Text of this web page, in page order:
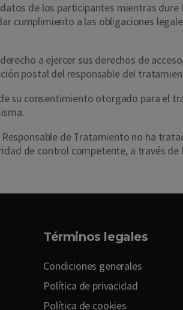
de los participantes mientras
cumplimiento a las obligaciones
a ejercer sus derechos de
postal del responsable del
su consentimiento otorgado para el
de Tratamiento no ha
de control competente, a través de
Términos legales
Condiciones generales
Política de privacidad
Política de cookies